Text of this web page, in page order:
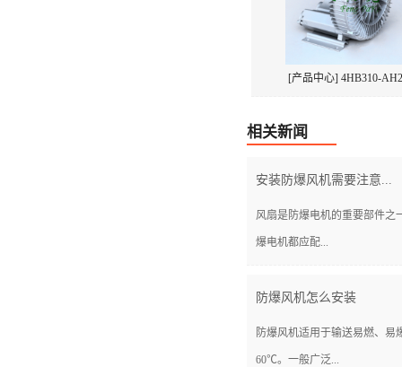
[产品中心] 4HB310-
相关新闻
安装防爆风机需要注意...
风扇是防爆电机的重要部件之
爆电机都应配...
防爆风机怎么安装
防爆风机适用于输送易燃、易
60℃。一般广泛...